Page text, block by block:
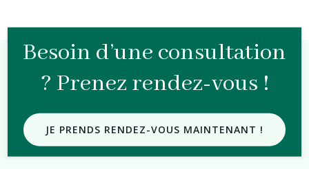
Besoin d’une consultation
? Prenez rendez-vous !
JE PRENDS RENDEZ-VOUS MAINTENANT !